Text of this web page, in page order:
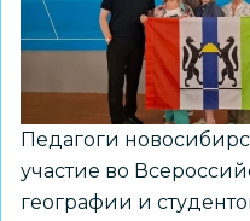
в
Педагоги
участие во
географии и